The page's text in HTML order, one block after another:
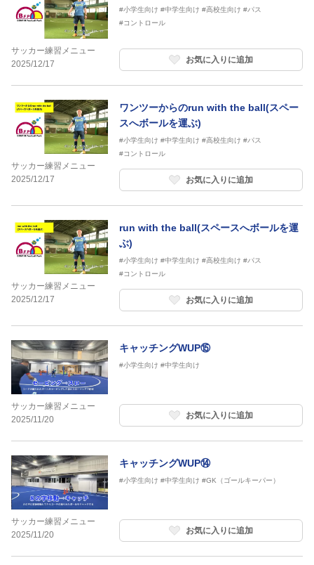
サッカー練習メニュー
2025/12/17
#小学生向け #中学生向け #高校生向け #パス
#コントロール
お気に入りに追加
サッカー練習メニュー
2025/12/17
ワンツーからのrun with the ball(スペー
スへボールを運ぶ)
#小学生向け #中学生向け #高校生向け #パス
#コントロール
お気に入りに追加
サッカー練習メニュー
2025/12/17
run with the ball(スペースへボールを運
ぶ)
#小学生向け #中学生向け #高校生向け #パス
#コントロール
お気に入りに追加
サッカー練習メニュー
2025/11/20
キャッチングWUP⑮
#小学生向け #中学生向け
お気に入りに追加
サッカー練習メニュー
2025/11/20
キャッチングWUP⑭
#小学生向け #中学生向け #GK（ゴールキーパー）
お気に入りに追加